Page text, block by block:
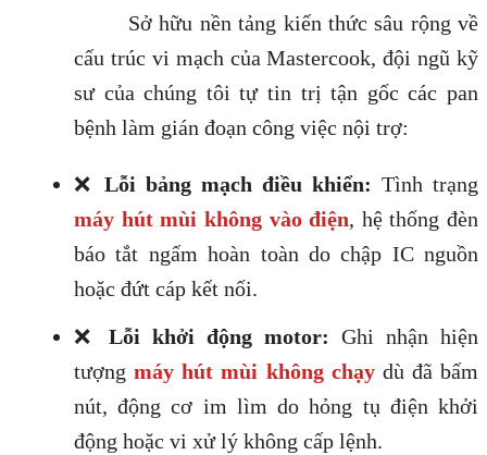
Sở hữu nền tảng kiến thức sâu rộng về
cấu trúc vi mạch của Mastercook, đội ngũ kỹ
sư của chúng tôi tự tin trị tận gốc các pan
bệnh làm gián đoạn công việc nội trợ:
❌ Lỗi bảng mạch điều khiển: Tình trạng
máy hút mùi không vào điện, hệ thống đèn
báo tắt ngấm hoàn toàn do chập IC nguồn
hoặc đứt cáp kết nối.
❌ Lỗi khởi động motor: Ghi nhận hiện
tượngmáy hút mùi không chạydù đã bấm
nút, động cơ im lìm do hỏng tụ điện khởi
động hoặc vi xử lý không cấp lệnh.